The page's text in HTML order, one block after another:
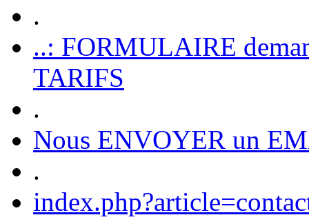
.
..: FORMULAIRE
TARIFS
.
Nous ENVOYER un
.